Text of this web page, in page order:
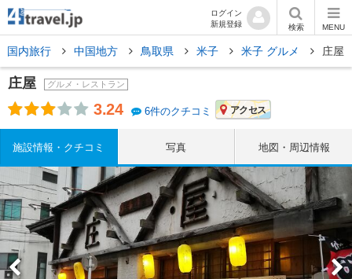
ログイン
新規登録
検索 MENU
国内旅行 中国地方 鳥取県 米子 米子 グルメ 庄屋
庄屋 グルメ・レストラン
3.24 6件のクチコミ アクセス
施設情報・クチコミ 写真 地図・周辺情報